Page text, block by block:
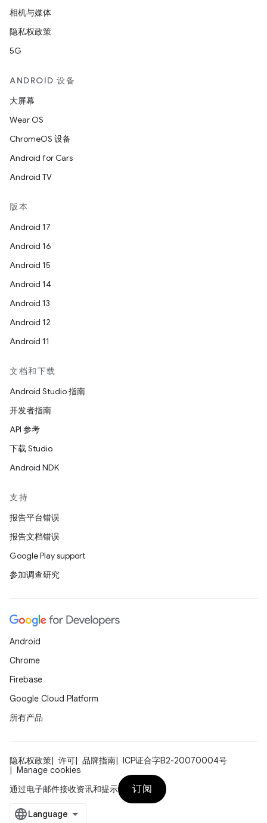
相机与媒体
隐私权政策
5G
ANDROID 设备
大屏幕
Wear OS
ChromeOS 设备
Android for Cars
Android TV
版本
Android 17
Android 16
Android 15
Android 14
Android 13
Android 12
Android 11
文档和下载
Android Studio 指南
开发者指南
API 参考
下载 Studio
Android NDK
支持
报告平台错误
报告文档错误
Google Play support
参加调查研究
Android
Chrome
Firebase
Google Cloud Platform
所有产品
隐私权政策 许可 品牌指南
ICP证合字B2-20070004号
Manage cookies
通过电子邮件接收资讯和提示
订阅